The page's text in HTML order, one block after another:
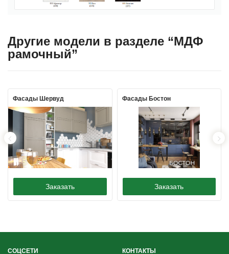
Другие модели в разделе “МДФ
рамочный”
Фасады Шервуд
Заказать
Фасады Бостон
Заказать
КОНТАКТЫ
СОЦСЕТИ